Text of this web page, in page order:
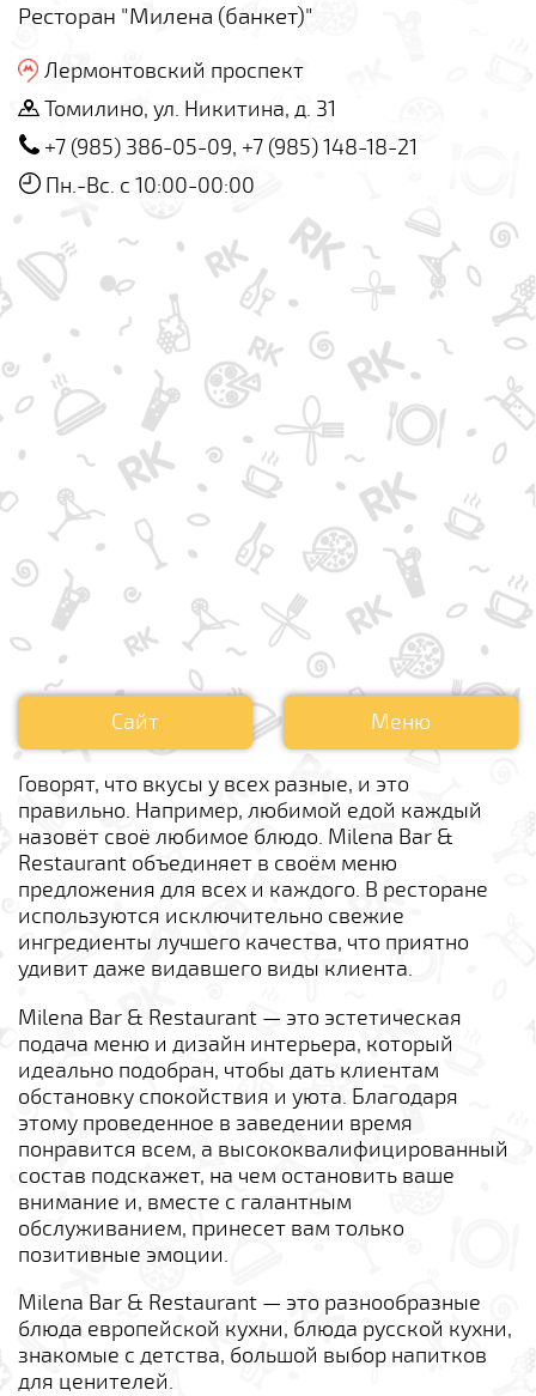
Ресторан "Милена (банкет)"
Лермонтовский проспект
Томилино, ул. Никитина, д. 31
+7 (985) 386-05-09, +7 (985) 148-18-21
Пн.-Вс. с 10:00-00:00
Сайт Меню
Говорят, что вкусы у всех разные, и это
правильно. Например, любимой едой каждый
назовёт своё любимое блюдо. Milena Bar &
Restaurant объединяет в своём меню
предложения для всех и каждого. В ресторане
используются исключительно свежие
ингредиенты лучшего качества, что приятно
удивит даже видавшего виды клиента.
Milena Bar & Restaurant — это эстетическая
подача меню и дизайн интерьера, который
идеально подобран, чтобы дать клиентам
обстановку спокойствия и уюта. Благодаря
этому проведенное в заведении время
понравится всем, а высококвалифицированный
состав подскажет, на чем остановить ваше
внимание и, вместе с галантным
обслуживанием, принесет вам только
позитивные эмоции.
Milena Bar & Restaurant — это разнообразные
блюда европейской кухни, блюда русской кухни,
знакомые с детства, большой выбор напитков
для ценителей.